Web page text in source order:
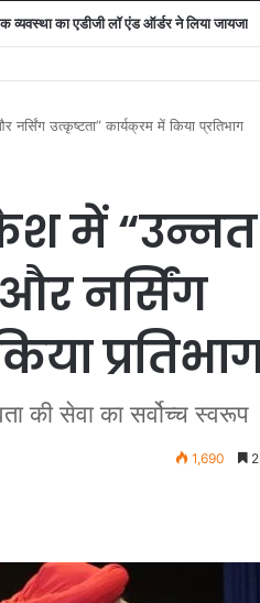
व्यवस्था का एडीजी लॉ एंड ऑर्डर ने लिया जायजा
उत्कृष्टता” कार्यक्रम में किया प्रतिभाग
में “उन्नत
नर्सिंग
की सेवा का सर्वोच्च स्वरूप
1,690